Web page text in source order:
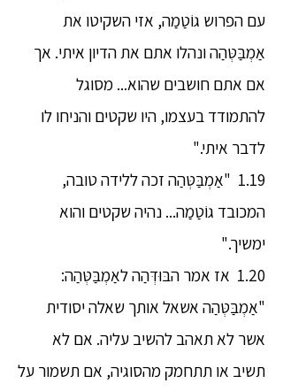
עם הפרוש גוֹטַמַה, אזי השקיטו את
אַמְבַּטְּהַה ונהלו אתם את הדיון איתי. אך
אם אתם חושבים שהוא... מסוגל
להתמודד בעצמו, היו שקטים והניחו לו
לדבר איתי."
1.19 "אַמְבַּטְּהַה זכה ללידה טובה,
המכובד גוֹטַמַה... נהיה שקטים והוא
ימשיך."
1.20 אז אמר הבּוּדְּהַה לאַמְבַּטְּהַה:
"אַמְבַּטְּהַה אשאל אותך שאלה יסודית
אשר לא תאהב להשיב עליה. אם לא
תשיב או תתחמק מהסוגיה, אם תשמור על